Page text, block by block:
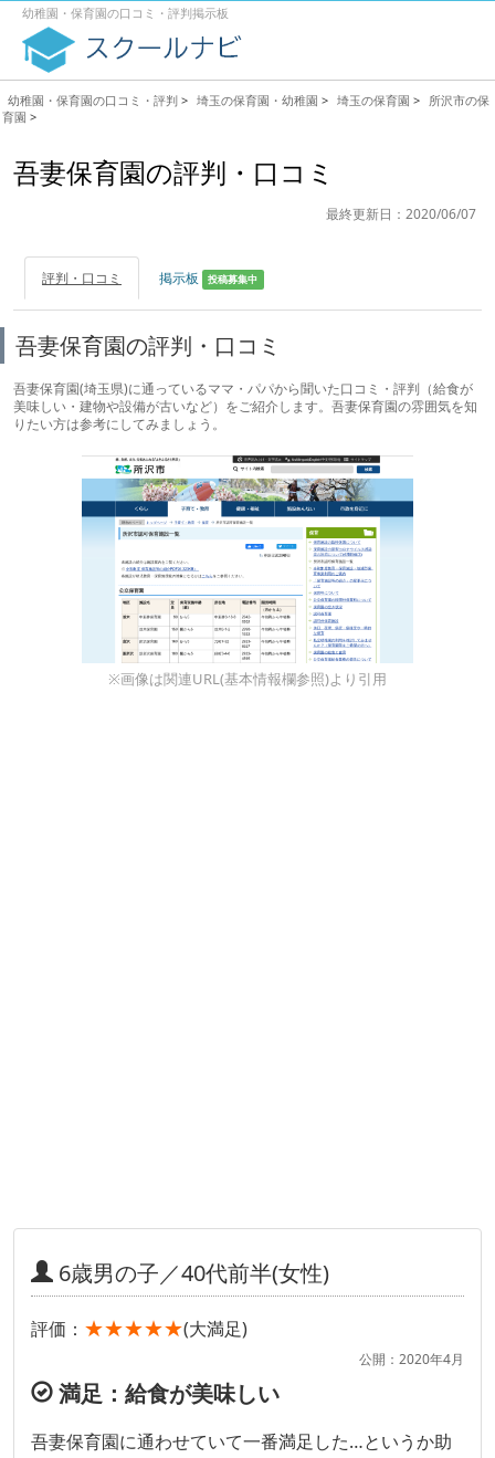
幼稚園・保育園の口コミ・評判掲示板
幼稚園・保育園の口コミ・評判 > 埼玉の保育園・幼稚園 > 埼玉の保育園 > 所沢市の保
育園 >
吾妻保育園の評判・口コミ
最終更新日：2020/06/07
評判・口コミ 掲示板 投稿募集中
吾妻保育園の評判・口コミ
吾妻保育園(埼玉県)に通っているママ・パパから聞いた口コミ・評判（給食が
美味しい・建物や設備が古いなど）をご紹介します。吾妻保育園の雰囲気を知
りたい方は参考にしてみましょう。
※画像は関連URL(基本情報欄参照)より引用
6歳男の子／40代前半(女性)
評価： ★★★★★(大満足)
公開：2020年4月
満足：給食が美味しい
吾妻保育園に通わせていて一番満足した…というか助